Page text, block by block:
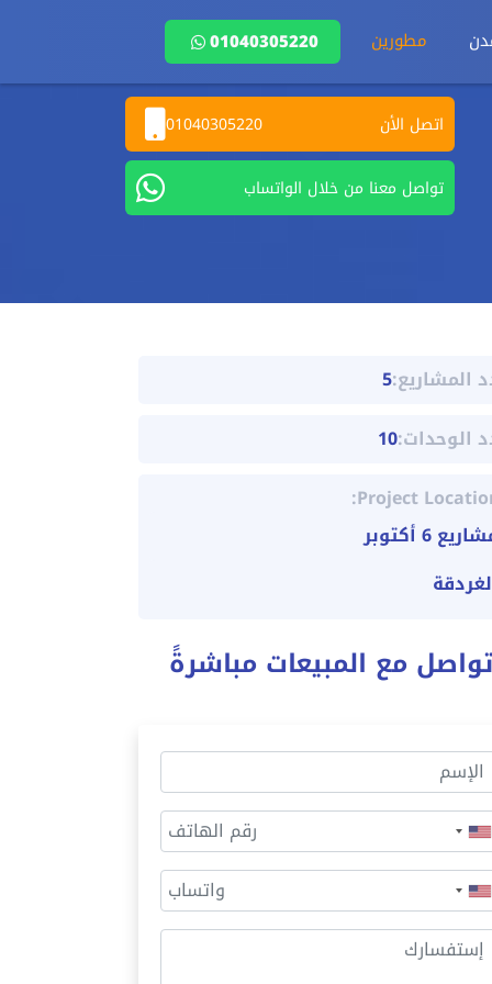
مطورين 01040305220
اتصل الأن 01040305220
تواصل معنا من خلال الواتساب
المشاريع:5
الوحدات:10
Project
6 أكتوبر
تواصل مع المبيعات مباشرةً